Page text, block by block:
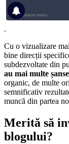
.
Cu o vizualizare
bine direcții
subdezvoltate din
au mai multe
organic, de multe
semnificativ
muncă din partea
Merită să
blogului?